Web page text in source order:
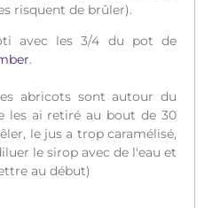
risquent de brûler).
avec les 3/4 du pot de
.
abricots sont autour du
les ai retiré au bout de 30
le jus a trop caramélisé,
le sirop avec de l'eau et
au début)